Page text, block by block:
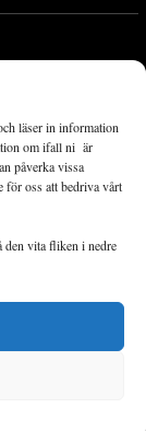
läser in information
om ifall ni är
påverka vissa
för oss att bedriva vårt
den vita fliken i nedre
bevakning av
med fokus på
samhälle går
minskade
allt levande att